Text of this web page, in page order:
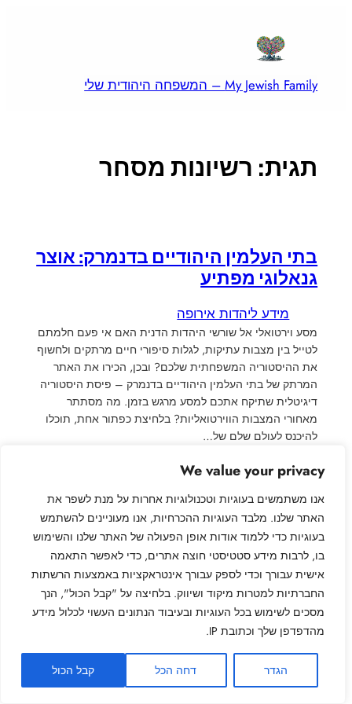
We value your privacy
אנו משתמשים בעוגיות וטכנולוגיות אחרות על מנת לשפר את
האתר שלנו. מלבד העוגיות ההכרחיות, אנו מעוניינים להשתמש
בעוגיות כדי ללמוד אודות אופן הפעולה של האתר שלנו והשימוש
בו, לרבות מידע סטטיסטי חוצה אתרים, כדי לאפשר התאמה
אישית עבורך וכדי לספק עבורך אינטראקציות באמצעות הרשתות
החברתיות למטרות מיקוד ושיווק. בלחיצה על "קבל הכול", הנך
מסכים לשימוש בכל העוגיות ובעיבוד הנתונים העשוי לכלול מידע
מהדפדפן שלך וכתובת IP.
הגדר דחה הכל קבל הכול
My Jewish Family – המשפחה היהודית שלי
תגית: רשיונות מסחר
בתי העלמין היהודיים בדנמרק: אוצר
גנאלוגי מפתיע
מידע ליהדות אירופה
מסע וירטואלי אל שורשי היהדות הדנית האם אי פעם חלמתם
לטייל בין מצבות עתיקות, לגלות סיפורי חיים מרתקים ולחשוף
את ההיסטוריה המשפחתית שלכם? ובכן, הכירו את האתר
המרתק של בתי העלמין היהודיים בדנמרק – פיסת היסטוריה
דיגיטלית שתיקח אתכם למסע מרגש בזמן. מה מסתתר
מאחורי המצבות הווירטואליות? בלחיצת כפתור אחת, תוכלו
להיכנס לעולם שלם של…
My Jewish Family – המשפחה היהודית שלי
שער כניסה לעולם המחקר הגניאולוגי היהודי, חקר שורשי
המשפחה ותיעוד אילנות היוחסין
מדיניות פרטיות
אודות האתר